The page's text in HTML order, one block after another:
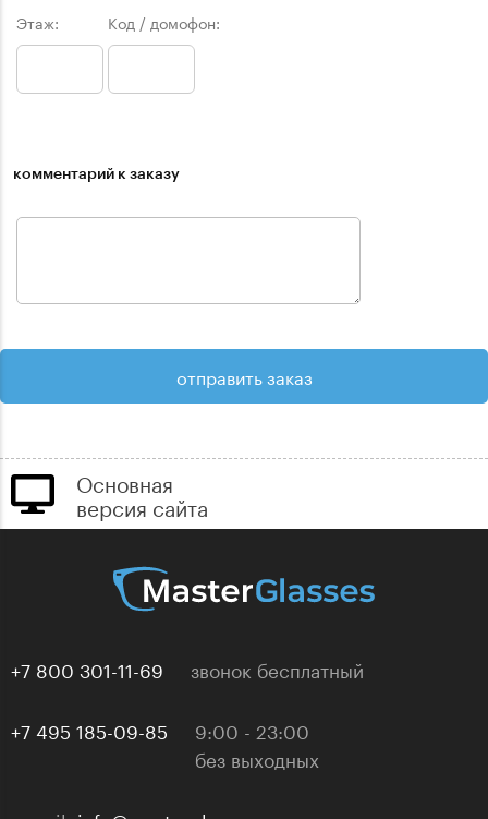
Этаж: Код / домофон:
комментарий к заказу
Основная
версия сайта
+7 800 301-11-69 звонок бесплатный
+7 495 185-09-85
9:00 - 23:00
без выходных